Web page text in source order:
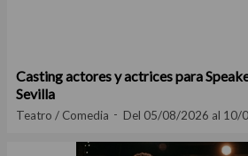
Casting actores y actrices para
Sevilla
Teatro / Comedia Del 05/08/2026 al 10/